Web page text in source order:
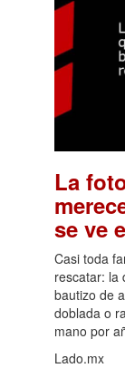
La
se ve
Casi toda
rescatar: la
bautizo de
doblada o
mano por
Lado.mx